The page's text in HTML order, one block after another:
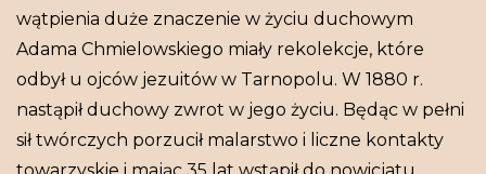
wątpienia duże znaczenie w życiu duchowym
Adama Chmielowskiego miały rekolekcje, które
odbył u ojców jezuitów w Tarnopolu. W 1880 r.
nastąpił duchowy zwrot w jego życiu. Będąc w pełni
sił twórczych porzucił malarstwo i liczne kontakty